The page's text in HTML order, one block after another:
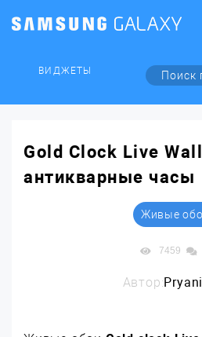
ВИДЖЕТЫ
Gold Clock Live
антикварные часы
Живые
7459
Автор: